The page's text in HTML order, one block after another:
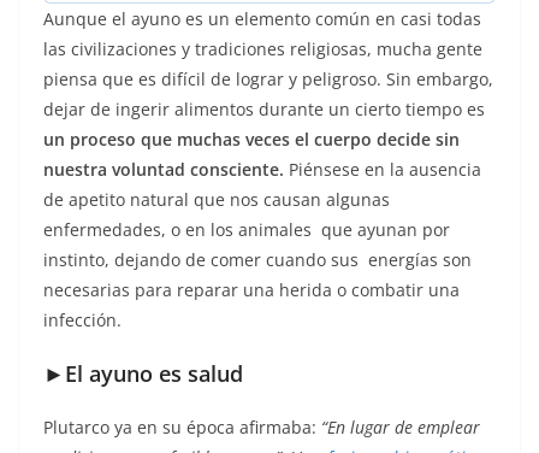
Aunque el ayuno es un elemento común en casi todas
las civilizaciones y tradiciones religiosas, mucha gente
piensa que es difícil de lograr y peligroso. Sin embargo,
dejar de ingerir alimentos durante un cierto tiempo es
un proceso que muchas veces el cuerpo decide sin
nuestra voluntad consciente. Piénsese en la ausencia
de apetito natural que nos causan algunas
enfermedades, o en los animales que ayunan por
instinto, dejando de comer cuando sus energías son
necesarias para reparar una herida o combatir una
infección.
►El ayuno es salud
Plutarco ya en su época afirmaba: “En lugar de emplear